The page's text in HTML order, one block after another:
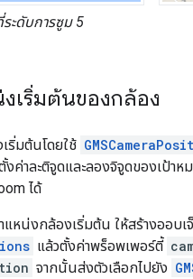
ะดับการซูม 5
เริ่มต้นของกล้อง
ริ่มต้นโดยใช้
ค่าละติจูดและลองจิจูดของเป้า
ได้
แหน่งกล้องเริ่มต้น ให้สร้างออบเ
แล้วตั้งค่าพร็อพเพอร์ตี้
จากนั้นส่งตัวเลือกไปยัง